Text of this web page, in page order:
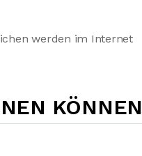
werden im Internet
KÖNNEN